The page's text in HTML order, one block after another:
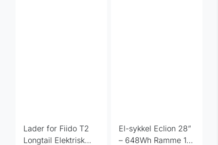
Lader for Fiido T2
Longtail Elektrisk
El-sykkel Eclion 28”
– 648Wh Ramme 16"